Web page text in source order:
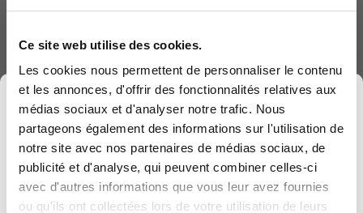
Ce site web utilise des cookies.
Les cookies nous permettent de personnaliser le contenu
et les annonces, d'offrir des fonctionnalités relatives aux
médias sociaux et d'analyser notre trafic. Nous
partageons également des informations sur l'utilisation de
notre site avec nos partenaires de médias sociaux, de
publicité et d'analyse, qui peuvent combiner celles-ci
avec d'autres informations que vous leur avez fournies
ou qu'ils ont collectées lors de votre utilisation de leurs
Computerland devient KEYES, votre partenaire
Gestion des projets
COMPUTERLAND leur a également mis en place
Microsoft Dynamics 365 for Salespour le suivi des
prospects et clients, les deux outils étant
synchronisés.